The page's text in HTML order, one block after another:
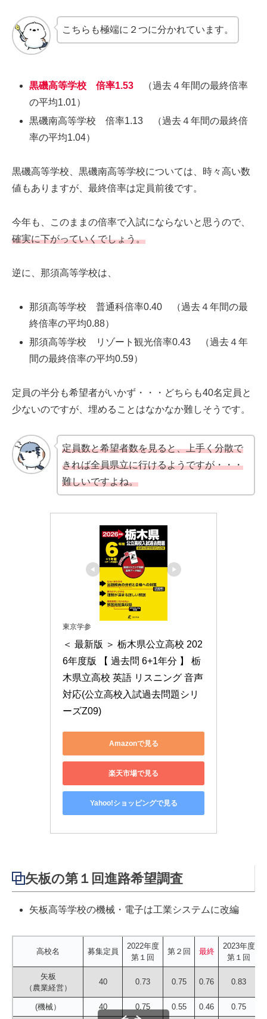
こちらも極端に２つに分かれています。
黒磯高等学校 倍率1.53 （過去４年間の最終倍率
の平均1.01）
黒磯南高等学校 倍率1.13 （過去４年間の最終倍
率の平均1.04）
黒磯高等学校、黒磯南高等学校については、時々高い数
値もありますが、最終倍率は定員前後です。
今年も、このままの倍率で入試にならないと思うので、
確実に下がっていくでしょう。
逆に、那須高等学校は、
那須高等学校 普通科倍率0.40 （過去４年間の最
終倍率の平均0.88）
那須高等学校 リゾート観光倍率0.43 （過去４年
間の最終倍率の平均0.59）
定員の半分も希望者がいかず・・・どちらも40名定員と
少ないのですが、埋めることはなかなか難しそうです。
定員数と希望者数を見ると、上手く分散で
きれば全員県立に行けるようですが・・・
難しいですよね。
東京学参
＜ 最新版 ＞ 栃木県公立高校 202
6年度版 【 過去問 6+1年分 】 栃
木県立高校 英語 リスニング 音声
対応(公立高校入試過去問題シリ
ーズZ09)
Amazonで見る
楽天市場で見る
Yahoo!ショッピングで見る
矢板の第１回進路希望調査
矢板高等学校の機械・電子は工業システムに改編
高校名 募集定員
2022年度
第１回
第２回 最終
2023年度
第１回
矢板
（農業経営）
40 0.73 0.75 0.76 0.83
(機械） 40 0.75 0.55 0.46 0.75